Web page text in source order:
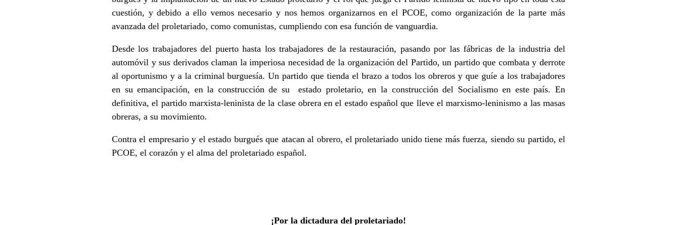
cuestión, y debido a ello vemos necesario y nos hemos organizarnos en el PCOE, como organización de la parte más
avanzada del proletariado, como comunistas, cumpliendo con esa función de vanguardia.
Desde los trabajadores del puerto hasta los trabajadores de la restauración, pasando por las fábricas de la industria del
automóvil y sus derivados claman la imperiosa necesidad de la organización del Partido, un partido que combata y derrote
al oportunismo y a la criminal burguesía. Un partido que tienda el brazo a todos los obreros y que guíe a los trabajadores
en su emancipación, en la construcción de su estado proletario, en la construcción del Socialismo en este país. En
definitiva, el partido marxista-leninista de la clase obrera en el estado español que lleve el marxismo-leninismo a las masas
obreras, a su movimiento.
Contra el empresario y el estado burgués que atacan al obrero, el proletariado unido tiene más fuerza, siendo su partido, el
PCOE, el corazón y el alma del proletariado español.
¡Por la dictadura del proletariado!